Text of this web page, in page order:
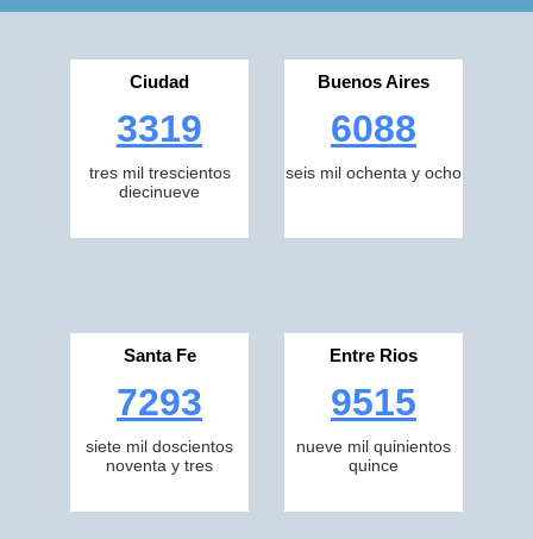
Ciudad
3319
tres mil trescientos
diecinueve
Buenos Aires
6088
seis mil ochenta y ocho
Santa Fe
7293
siete mil doscientos
noventa y tres
Entre Rios
9515
nueve mil quinientos
quince